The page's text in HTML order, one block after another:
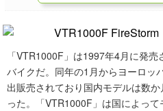
「VTR1000F」は1997年4月に発
バイクだ。同年の1月からヨーロッ
出販売されており国内モデルは数
った。「VTR1000F」は国によっ